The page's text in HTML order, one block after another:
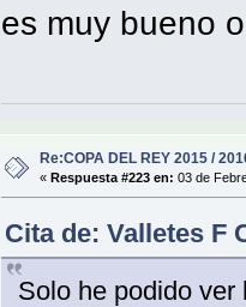
es muy bueno
Re:COPA DEL REY 2015 /
«Respuesta #223 en: 03 de
Cita de: Valletes F
Solo he podido ver